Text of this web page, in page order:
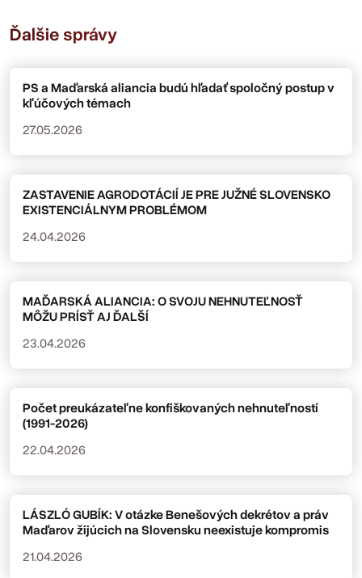
Ďalšie správy
PS a Maďarská aliancia budú hľadať spoločný postup v
kľúčových témach
27.05.2026
ZASTAVENIE AGRODOTÁCIÍ JE PRE JUŽNÉ SLOVENSKO
EXISTENCIÁLNYM PROBLÉMOM
24.04.2026
MAĎARSKÁ ALIANCIA: O SVOJU NEHNUTEĽNOSŤ
MÔŽU PRÍSŤ AJ ĎALŠÍ
23.04.2026
Počet preukázateľne konfiškovaných nehnuteľností
(1991-2026)
22.04.2026
LÁSZLÓ GUBÍK: V otázke Benešových dekrétov a práv
Maďarov žijúcich na Slovensku neexistuje kompromis
21.04.2026